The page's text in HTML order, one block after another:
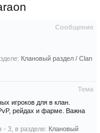
Сообщение
Клановый раздел / Сlan
Тема
игроков для в клан.
рейдах и фарме. Важна
- 3, в разделе: Клановый